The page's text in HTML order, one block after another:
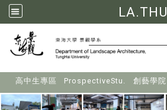
LA.THU
高中生專區 ProspectiveStu. 創藝學院